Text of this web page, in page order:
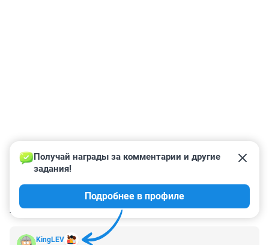
КОММЕНТАРИИ 71
KingLEV
Получай награды за комментарии и другие
задания!
Подробнее в профиле